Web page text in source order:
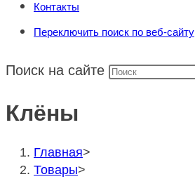
Контакты
Переключить поиск по веб-сайту
Поиск на сайте
Клёны
Главная>
Товары>